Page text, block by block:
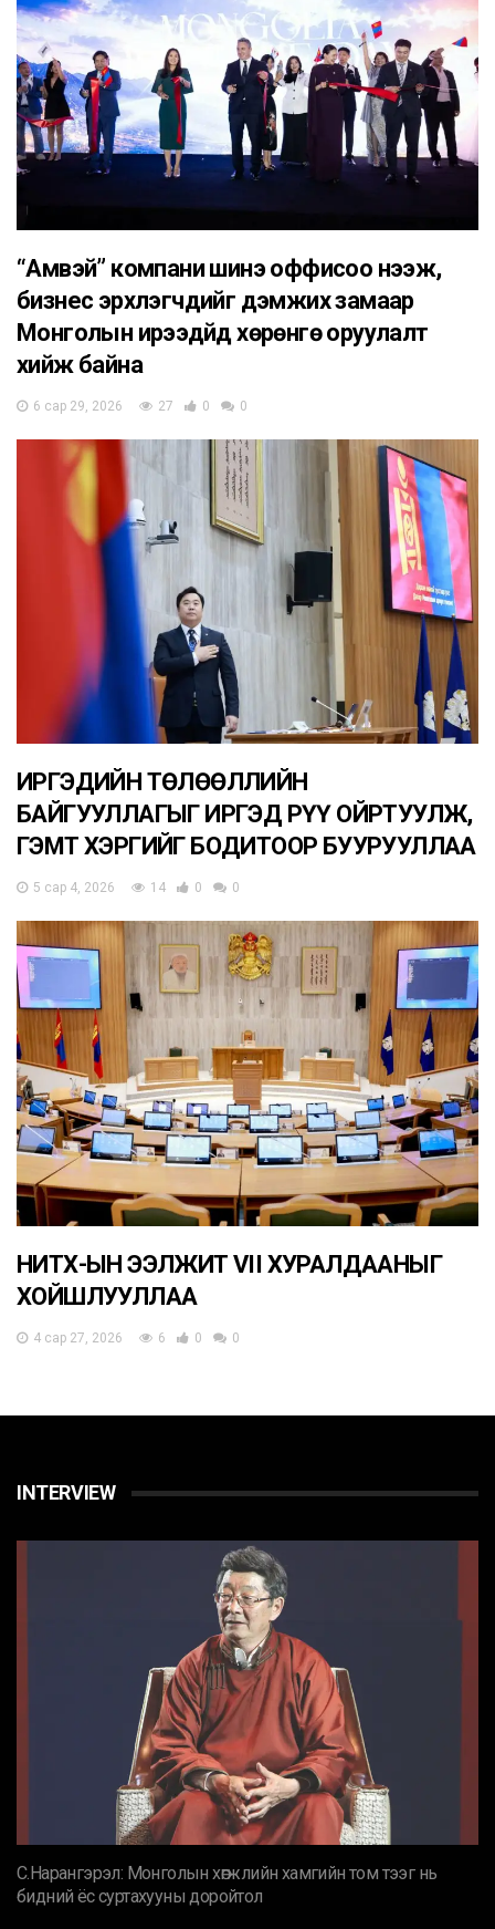
“Амвэй” компани шинэ оффисоо нээж,
бизнес эрхлэгчдийг дэмжих замаар
Монголын ирээдүйд хөрөнгө оруулалт
хийж байна
6 сар 29, 2026 27 0 0
ИРГЭДИЙН ТӨЛӨӨЛЛИЙН
БАЙГУУЛЛАГЫГ ИРГЭД РҮҮ ОЙРТУУЛЖ,
ГЭМТ ХЭРГИЙГ БОДИТООР БУУРУУЛЛАА
5 сар 4, 2026 14 0 0
НИТХ-ЫН ЭЭЛЖИТ VII ХУРАЛДААНЫГ
ХОЙШЛУУЛЛАА
4 сар 27, 2026 6 0 0
INTERVIEW
С.Нарангэрэл: Монголын хөгжлийн хамгийн том тээг нь
бидний ёс суртахууны доройтол